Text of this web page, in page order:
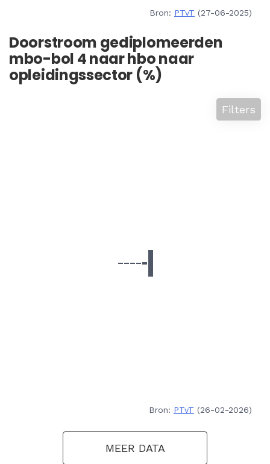
Bron: PTvT (27-06-2025)
Doorstroom gediplomeerden
mbo-bol 4 naar hbo naar
opleidingssector (%)
Filters
Bron: PTvT (26-02-2026)
MEER DATA